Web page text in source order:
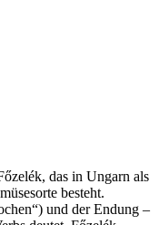
das in Ungarn als
besteht.
und der Endung –